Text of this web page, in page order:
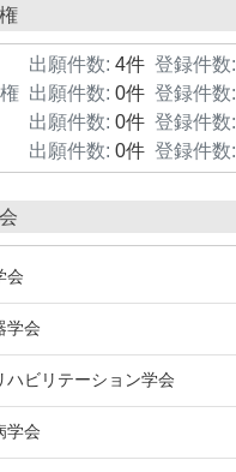
出願件数: 4件 登録件数:
出願件数: 0件 登録件数:
出願件数: 0件 登録件数:
出願件数: 0件 登録件数:
会
学会
ハビリテーション学会
学会